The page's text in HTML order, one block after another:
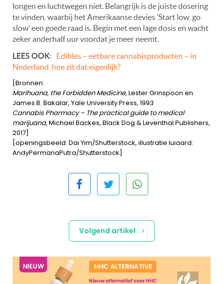
longen en luchtwegen niet. Belangrijk is de juiste dosering
te vinden, waarbij het Amerikaanse devies ‘Start low, go
slow’ een goede raad is. Begin met een lage dosis en wacht
zeker anderhalf uur voordat je meer neemt.
LEES OOK:
Edibles – eetbare cannabisproducten – in
Nederland, hoe zit dat eigenlijk?
[Bronnen:
Marihuana, the Forbidden Medicine, Lester Grinspoon en
James B. Bakalar, Yale University Press, 1993
Cannabis Pharmacy – The practical guide to medical
marijuana, Michael Backes, Black Dog & Leventhal Publishers,
2017]
[openingsbeeld: Dai Yim/Shutterstock, illustratie luiaard:
AndyPermanaPutra/Shutterstock]
Volgend artikel